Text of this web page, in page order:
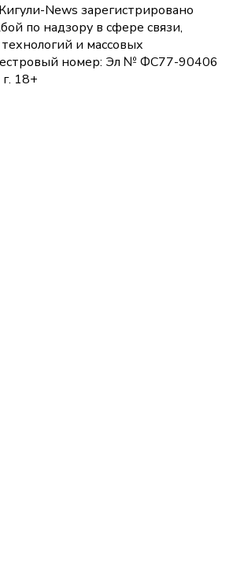
News зарегистрировано
по надзору в сфере связи,
и массовых
номер: Эл № ФС77-90406
18+